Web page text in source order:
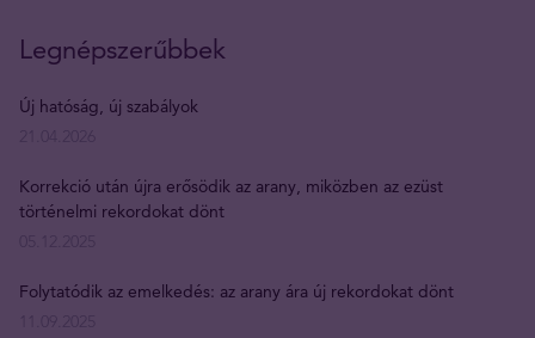
Legnépszerűbbek
Új hatóság, új szabályok
Korrekció után újra erősödik az arany, miközben az ezüst
történelmi rekordokat dönt
Folytatódik az emelkedés: az arany ára új rekordokat dönt